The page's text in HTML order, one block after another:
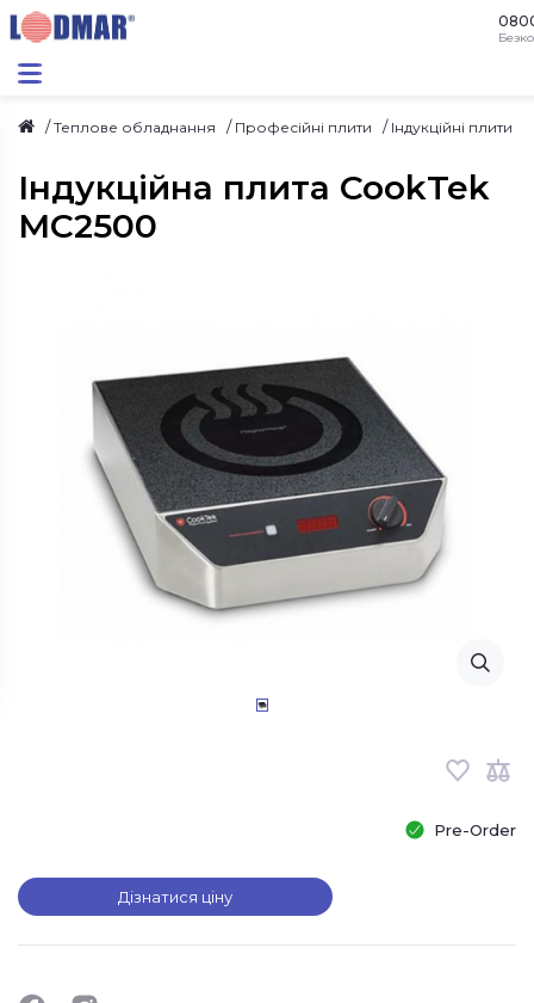
Теплове обладнання Професійні плити Індукційні плити
Індукційна плита CookTek
MC2500
Pre-Order
Дізнатися ціну